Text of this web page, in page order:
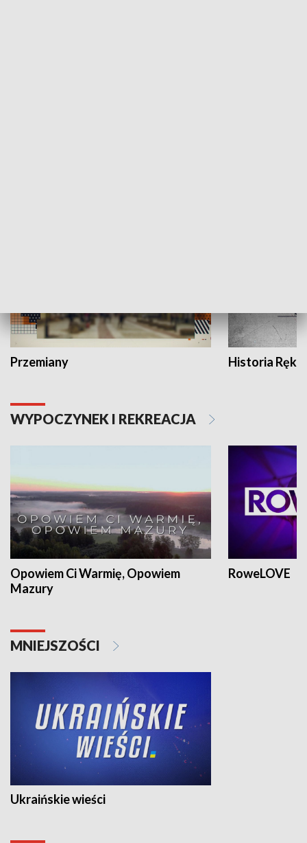
Przemiany Historia Ręką
WYPOCZYNEK I REKREACJA
Opowiem Ci Warmię, Opowiem
Mazury
RoweLOVE
MNIEJSZOŚCI
Ukraińskie wieści